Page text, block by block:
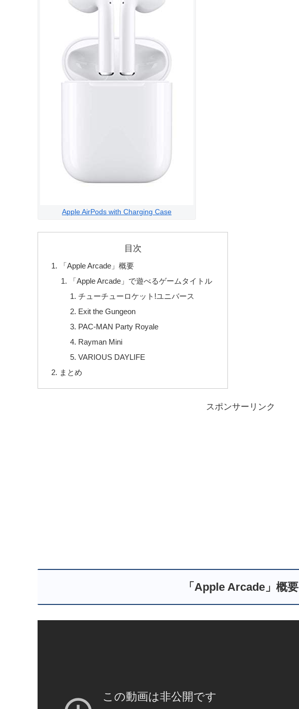
Apple AirPods with Charging Case
目次
「Apple Arcade」概要
「Apple Arcade」で遊べるゲームタイトル
チューチューロケット!ユニバース
Exit the Gungeon
PAC-MAN Party Royale
Rayman Mini
VARIOUS DAYLIFE
まとめ
スポンサーリンク
「Apple Arcade」概要